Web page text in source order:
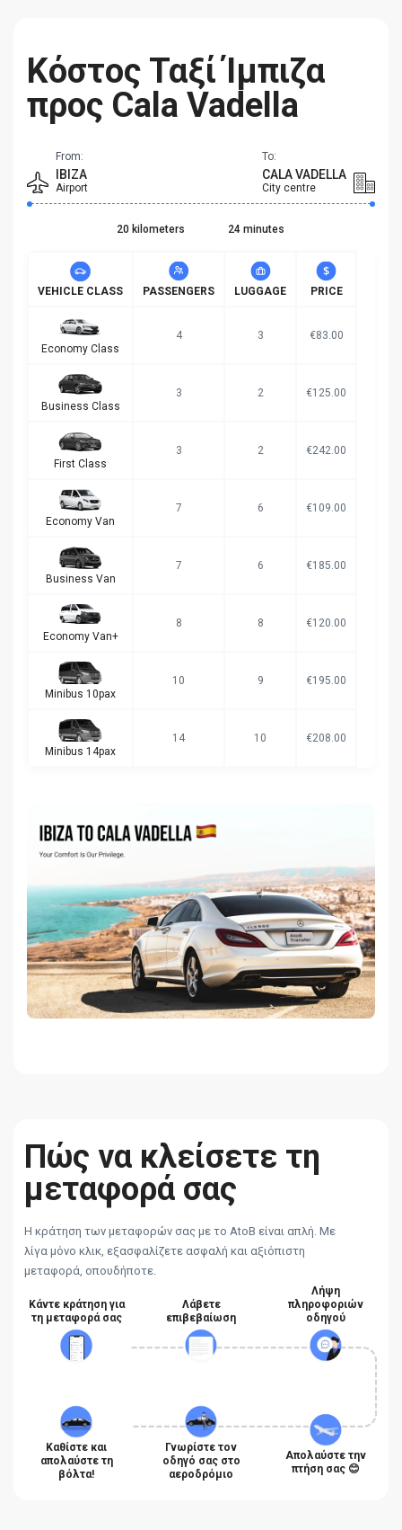
Κόστος Ταξί Ίμπιζα
προς Cala Vadella
From:
IBIZA
Airport
To:
CALA VADELLA
City centre
20 kilometers 24 minutes
VEHICLE CLASS PASSENGERS LUGGAGE PRICE
Economy Class
4 3 €83.00
Business Class
3 2 €125.00
First Class
3 2 €242.00
Economy Van
7 6 €109.00
Business Van
7 6 €185.00
Economy Van+
8 8 €120.00
Minibus 10pax
10 9 €195.00
Minibus 14pax
14 10 €208.00
Πώς να κλείσετε τη
μεταφορά σας
Η κράτηση των μεταφορών σας με το AtoB είναι απλή. Με
λίγα μόνο κλικ, εξασφαλίζετε ασφαλή και αξιόπιστη
μεταφορά, οπουδήποτε.
Κάντε κράτηση για
τη μεταφορά σας
Λάβετε
επιβεβαίωση
Λήψη
πληροφοριών
οδηγού
Καθίστε και
απολαύστε τη
βόλτα!
Γνωρίστε τον
οδηγό σας στο
αεροδρόμιο
Απολαύστε την
πτήση σας 😊